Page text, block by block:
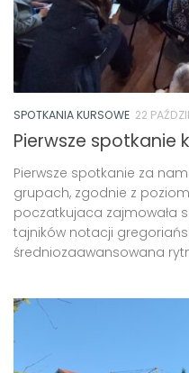
SPOTKANIA KURSOWE 22
Pierwsze spotkanie
Pierwsze spotkanie za
grupach, zgodnie z
poczatkujaca zajmowała
tajników notacji
średniozaawansowana